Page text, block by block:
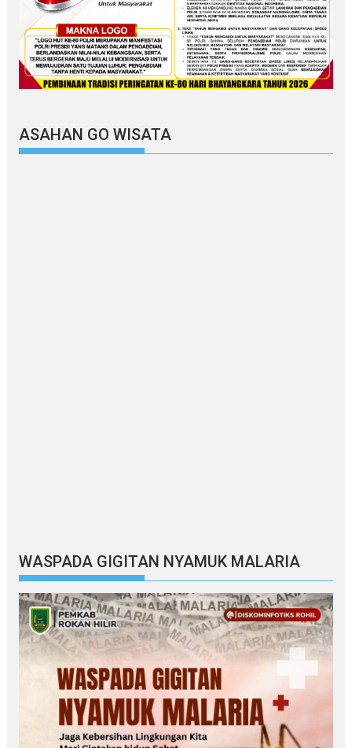
ASAHAN GO WISATA
WASPADA GIGITAN NYAMUK MALARIA